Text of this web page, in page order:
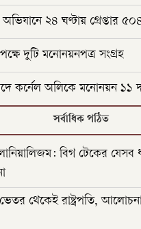
২৪ ঘণ্টায় গ্রেপ্তার
দুটি মনোনয়নপত্র সংগ্রহ
পদে কর্নেল অলিকে মনোনয়ন ১১
সর্বাধিক পঠিত
বিগ টেকের যেসব
থেকেই রাষ্ট্রপতি,